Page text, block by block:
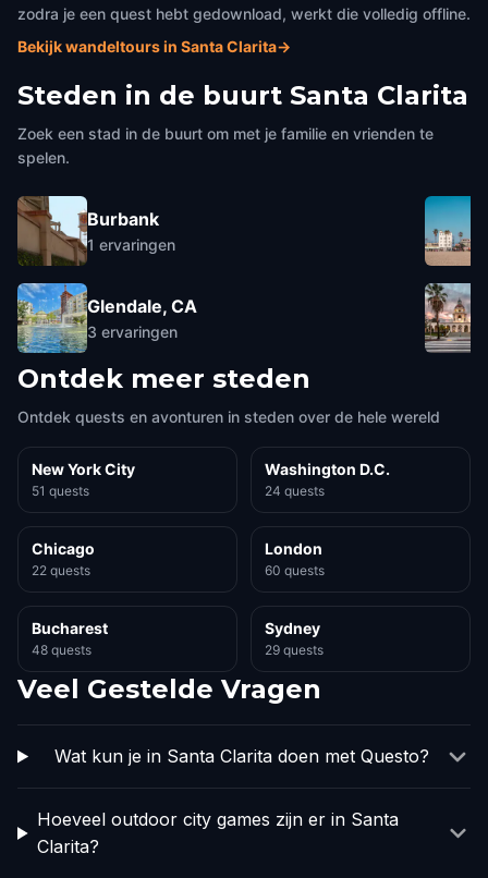
zodra je een quest hebt gedownload, werkt die volledig offline.
Bekijk wandeltours in Santa Clarita→
Steden in de buurt Santa Clarita
Zoek een stad in de buurt om met je familie en vrienden te
spelen.
Burbank
1 ervaringen
Glendale, CA
3 ervaringen
Ontdek meer steden
Ontdek quests en avonturen in steden over de hele wereld
New York City
51 quests
Washington D.C.
24 quests
Chicago
22 quests
London
60 quests
Bucharest
48 quests
Sydney
29 quests
Veel Gestelde Vragen
Wat kun je in Santa Clarita doen met Questo?
Hoeveel outdoor city games zijn er in Santa
Clarita?